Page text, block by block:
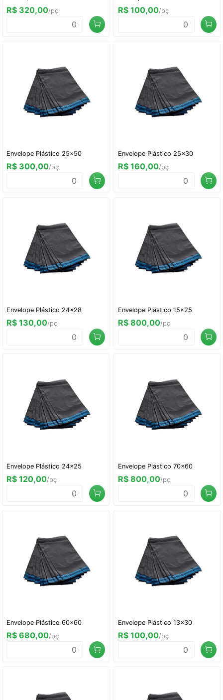
R$ 320,00/pç R$ 100,00/pç
Envelope Plástico 25x50
R$ 300,00/pç
Envelope Plástico 25x30
R$ 160,00/pç
Envelope Plástico 24x28
R$ 130,00/pç
Envelope Plástico 15x25
R$ 800,00/pç
Envelope Plástico 24x25
R$ 120,00/pç
Envelope Plástico 70x60
R$ 800,00/pç
Envelope Plástico 60x60
R$ 680,00/pç
Envelope Plástico 13x30
R$ 100,00/pç